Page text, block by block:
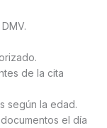
de la cita
según la edad.
el día